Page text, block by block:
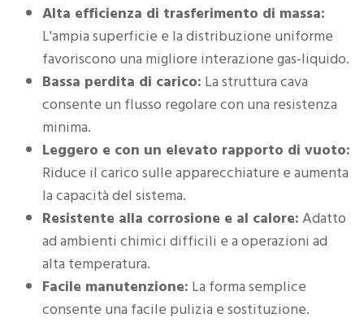
Alta efficienza di trasferimento di massa:
L'ampia superficie e la distribuzione uniforme
favoriscono una migliore interazione gas-liquido.
Bassa perdita di carico: La struttura cava
consente un flusso regolare con una resistenza
minima.
Leggero e con un elevato rapporto di vuoto:
Riduce il carico sulle apparecchiature e aumenta
la capacità del sistema.
Resistente alla corrosione e al calore:Adatto
ad ambienti chimici difficili e a operazioni ad
alta temperatura.
Facile manutenzione: La forma semplice
consente una facile pulizia e sostituzione.